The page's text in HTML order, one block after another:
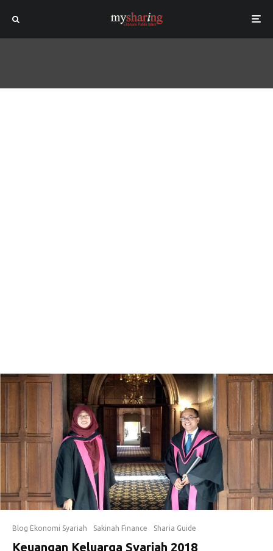
Blog Ekonomi Syariah Sakinah Finance Sharia Guide
Keuangan Keluarga Syariah 2018